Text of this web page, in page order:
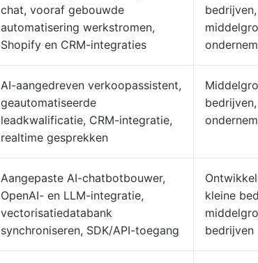
chat, vooraf gebouwde
automatisering werkstromen,
Shopify en CRM-integraties
bedrijven,
AI-aangedreven verkoopassistent,
geautomatiseerde
leadkwalificatie, CRM-integratie,
realtime gesprekken
bedrijven,
Aangepaste AI-chatbotbouwer,
OpenAI- en LLM-integratie,
vectorisatiedatabank
synchroniseren, SDK/API-toegang
kleine
bedrijven